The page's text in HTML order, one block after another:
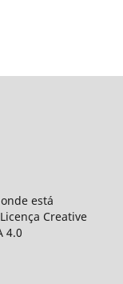
está
Creative
4.0